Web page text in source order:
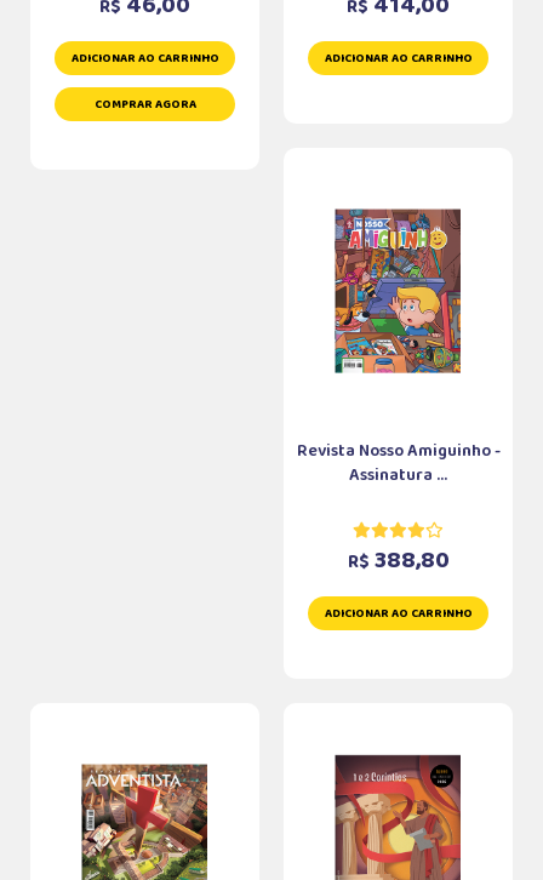
R$
ADICIONAR AO CARRINHO
COMPRAR AGORA
R$
ADICIONAR AO CARRINHO
Revista Nosso Amiguinho -
Assinatura ...
R$ 388,80
ADICIONAR AO CARRINHO